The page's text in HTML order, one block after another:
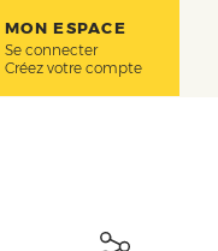
MON ESPACE
Se connecter
Créez votre compte